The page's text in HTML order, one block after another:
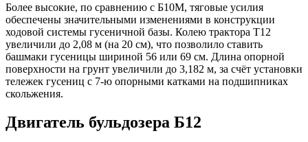
Более высокие, по сравнению с Б10М, тяговые усилия
обеспечены значительными изменениями в конструкции
ходовой системы гусеничной базы. Колею трактора Т12
увеличили до 2,08 м (на 20 см), что позволило ставить
башмаки гусеницы шириной 56 или 69 см. Длина опорной
поверхности на грунт увеличили до 3,182 м, за счёт установки
тележек гусениц с 7-ю опорными катками на подшипниках
скольжения.
Двигатель бульдозера Б12